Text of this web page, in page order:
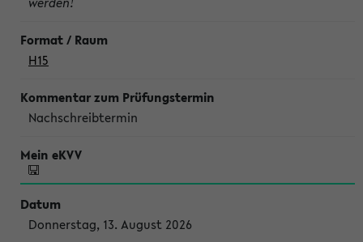
H15
Nachschreibtermin
Donnerstag, 13. August 2026